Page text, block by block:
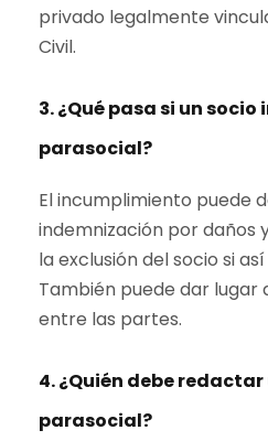
privado legalmente
Civil.
3. ¿Qué pasa si un
parasocial?
El incumplimiento puede
indemnización por daños
la exclusión del socio si
También puede dar lugar
entre las partes.
4. ¿Quién debe
parasocial?